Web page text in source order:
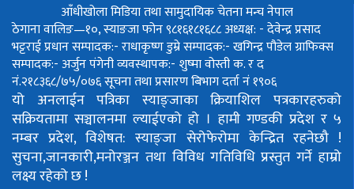
आँधीखोला मिडिया तथा सामुदायिक चेतना मन्च नेपाल
ठेगाना वालिङ—१०, स्याङजा फोन ९८१६१८१६८८अध्यक्ष: - देवेन्द्र प्रसाद
भट्टराईप्रधान सम्पादक:- राधाकृष्ण डुम्रेसम्पादक:- खगिन्द्र पौडेलग्राफिक्स
सम्पादक:- अर्जुन पंगेनीव्यवस्थापक:- शुष्मा वोस्तीक. र द
नं.२१८३६८/७५/०७६सूचना तथा प्रसारण बिभाग दर्ता नं १९०६
यो अनलाईन पत्रिका स्याङ्जाका क्रियाशिल पत्रकारहरुको
सक्रियतामा सञ्चालनमा ल्याईएको हो । हामी गण्डकी प्रदेश र ५
नम्बर प्रदेश, विशेषत: स्याङ्जा सेरोफेरोमा केन्द्रित रहनेछौ !
सुचना,जानकारी,मनोरञ्जन तथा विविध गतिविधि प्रस्तुत गर्ने हाम्रो
लक्ष्य रहेको छ !